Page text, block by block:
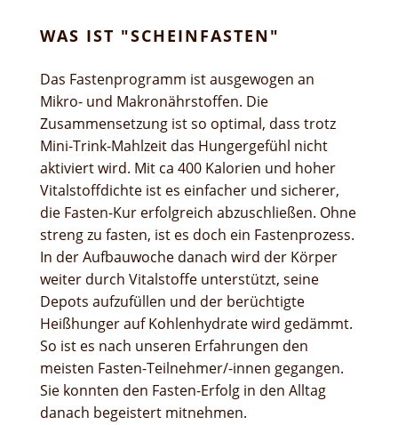
WAS IST "SCHEINFASTEN"
Das Fastenprogramm ist ausgewogen an
Mikro- und Makronährstoffen. Die
Zusammensetzung ist so optimal, dass trotz
Mini-Trink-Mahlzeit das Hungergefühl nicht
aktiviert wird. Mit ca 400 Kalorien und hoher
Vitalstoffdichte ist es einfacher und sicherer,
die Fasten-Kur erfolgreich abzuschließen. Ohne
streng zu fasten, ist es doch ein Fastenprozess.
In der Aufbauwoche danach wird der Körper
weiter durch Vitalstoffe unterstützt, seine
Depots aufzufüllen und der berüchtigte
Heißhunger auf Kohlenhydrate wird gedämmt.
So ist es nach unseren Erfahrungen den
meisten Fasten-Teilnehmer/-innen gegangen.
Sie konnten den Fasten-Erfolg in den Alltag
danach begeistert mitnehmen.